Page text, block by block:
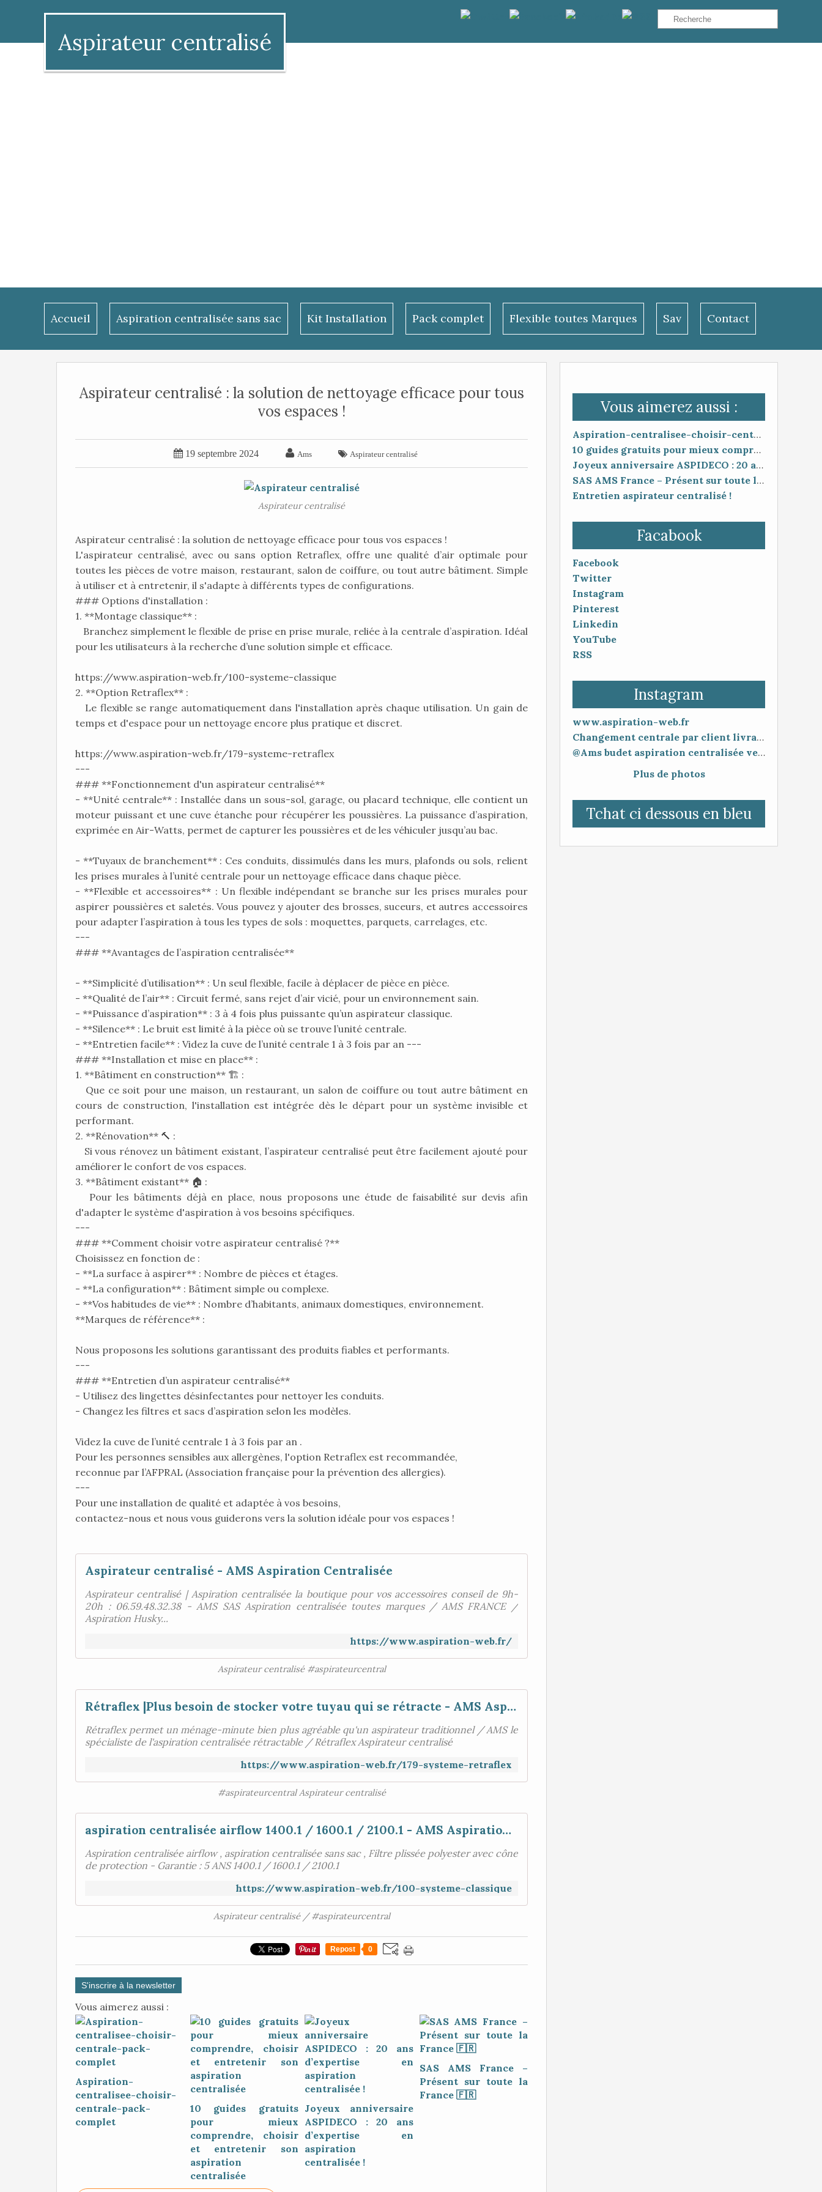
Aspirateur centralisé
Accueil Aspiration centralisée sans sac Kit Installation Pack complet Flexible toutes Marques Sav Contact
Vous aimerez aussi :
Aspiration-centralisee-choisir-centrale-pack-complet
10 guides gratuits pour mieux comprendre, choisir et entretenir son aspiration centralisée
Joyeux anniversaire ASPIDECO : 20 ans d’expertise en aspiration centralisée !
SAS AMS France – Présent sur toute la France 🇫🇷
Entretien aspirateur centralisé !
Facabook
Facebook
Twitter
Instagram
Pinterest
Linkedin
YouTube
RSS
Instagram
www.aspiration-web.fr
Changement centrale par client livraison 48h mise en service 30 minutes
@Ams budet aspiration centralisée vente en ligne www.aspiration-web.fr
Plus de photos
Tchat ci dessous en bleu
Aspirateur centralisé : la solution de nettoyage efficace pour tous
vos espaces !
 19 septembre 2024  Ams  Aspirateur centralisé
Aspirateur centralisé
Aspirateur centralisé : la solution de nettoyage efficace pour tous vos espaces !
L'aspirateur centralisé, avec ou sans option Retraflex, offre une qualité d’air optimale pour
toutes les pièces de votre maison, restaurant, salon de coiffure, ou tout autre bâtiment. Simple
à utiliser et à entretenir, il s'adapte à différents types de configurations.
### Options d'installation :
1. **Montage classique** :
Branchez simplement le flexible de prise en prise murale, reliée à la centrale d’aspiration. Idéal
pour les utilisateurs à la recherche d’une solution simple et efficace.
https://www.aspiration-web.fr/100-systeme-classique
2. **Option Retraflex** :
Le flexible se range automatiquement dans l'installation après chaque utilisation. Un gain de
temps et d'espace pour un nettoyage encore plus pratique et discret.
https://www.aspiration-web.fr/179-systeme-retraflex
---
### **Fonctionnement d'un aspirateur centralisé**
- **Unité centrale** : Installée dans un sous-sol, garage, ou placard technique, elle contient un
moteur puissant et une cuve étanche pour récupérer les poussières. La puissance d’aspiration,
exprimée en Air-Watts, permet de capturer les poussières et de les véhiculer jusqu’au bac.
- **Tuyaux de branchement** : Ces conduits, dissimulés dans les murs, plafonds ou sols, relient
les prises murales à l’unité centrale pour un nettoyage efficace dans chaque pièce.
- **Flexible et accessoires** : Un flexible indépendant se branche sur les prises murales pour
aspirer poussières et saletés. Vous pouvez y ajouter des brosses, suceurs, et autres accessoires
pour adapter l’aspiration à tous les types de sols : moquettes, parquets, carrelages, etc.
---
### **Avantages de l’aspiration centralisée**
- **Simplicité d’utilisation** : Un seul flexible, facile à déplacer de pièce en pièce.
- **Qualité de l’air** : Circuit fermé, sans rejet d’air vicié, pour un environnement sain.
- **Puissance d’aspiration** : 3 à 4 fois plus puissante qu’un aspirateur classique.
- **Silence** : Le bruit est limité à la pièce où se trouve l’unité centrale.
- **Entretien facile** : Videz la cuve de l’unité centrale 1 à 3 fois par an ---
### **Installation et mise en place** :
1. **Bâtiment en construction** 🏗️ :
Que ce soit pour une maison, un restaurant, un salon de coiffure ou tout autre bâtiment en
cours de construction, l'installation est intégrée dès le départ pour un système invisible et
performant.
2. **Rénovation** 🔨 :
Si vous rénovez un bâtiment existant, l’aspirateur centralisé peut être facilement ajouté pour
améliorer le confort de vos espaces.
3. **Bâtiment existant** 🏠 :
Pour les bâtiments déjà en place, nous proposons une étude de faisabilité sur devis afin
d'adapter le système d'aspiration à vos besoins spécifiques.
---
### **Comment choisir votre aspirateur centralisé ?**
Choisissez en fonction de :
- **La surface à aspirer** : Nombre de pièces et étages.
- **La configuration** : Bâtiment simple ou complexe.
- **Vos habitudes de vie** : Nombre d’habitants, animaux domestiques, environnement.
**Marques de référence** :
Nous proposons les solutions garantissant des produits fiables et performants.
---
### **Entretien d’un aspirateur centralisé**
- Utilisez des lingettes désinfectantes pour nettoyer les conduits.
- Changez les filtres et sacs d’aspiration selon les modèles.
Videz la cuve de l’unité centrale 1 à 3 fois par an .
Pour les personnes sensibles aux allergènes, l'option Retraflex est recommandée,
reconnue par l’AFPRAL (Association française pour la prévention des allergies).
---
Pour une installation de qualité et adaptée à vos besoins,
contactez-nous et nous vous guiderons vers la solution idéale pour vos espaces !
Aspirateur centralisé - AMS Aspiration Centralisée
Aspirateur centralisé | Aspiration centralisée la boutique pour vos accessoires conseil de 9h-
20h : 06.59.48.32.38 - AMS SAS Aspiration centralisée toutes marques / AMS FRANCE /
Aspiration Husky...
https://www.aspiration-web.fr/
Aspirateur centralisé #aspirateurcentral
Rétraflex |Plus besoin de stocker votre tuyau qui se rétracte - AMS Aspiration Centralisée
Rétraflex permet un ménage-minute bien plus agréable qu'un aspirateur traditionnel / AMS le
spécialiste de l'aspiration centralisée rétractable / Rétraflex Aspirateur centralisé
https://www.aspiration-web.fr/179-systeme-retraflex
#aspirateurcentral Aspirateur centralisé
aspiration centralisée airflow 1400.1 / 1600.1 / 2100.1 - AMS Aspiration Centralisée
Aspiration centralisée airflow , aspiration centralisée sans sac , Filtre plissée polyester avec cône
de protection - Garantie : 5 ANS 1400.1 / 1600.1 / 2100.1
https://www.aspiration-web.fr/100-systeme-classique
Aspirateur centralisé / #aspirateurcentral
Repost 0
S'inscrire à la newsletter
Vous aimerez aussi :
Aspiration-
centralisee-choisir-
centrale-pack-
complet
10 guides gratuits
pour mieux
comprendre, choisir
et entretenir son
aspiration
centralisée
Joyeux anniversaire
ASPIDECO : 20 ans
d’expertise en
aspiration
centralisée !
SAS AMS France –
Présent sur toute la
France 🇫🇷